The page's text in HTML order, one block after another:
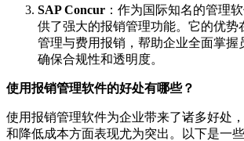
SAP Concur ：作为国际知名的管理
供了强大的报销管理功能。它的优势
管理与费用报销，帮助企业全面掌握
确保合规性和透明度。
使用报销管理软件的好处有哪些？
使用报销管理软件为企业带来了诸多好处
和降低成本方面表现尤为突出。以下是一些